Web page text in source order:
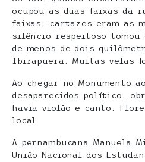
ocupou as duas faixas da
faixas, cartazes eram as
silêncio respeitoso tomou
de menos de dois
Ibirapuera. Muitas velas
Ao chegar no Monumento
desaparecidos político,
havia violão e canto.
local.
A pernambucana Manuela
União Nacional dos